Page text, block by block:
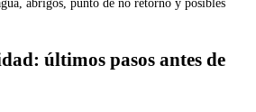
abrigos, punto de no retorno y posibles
últimos pasos antes de